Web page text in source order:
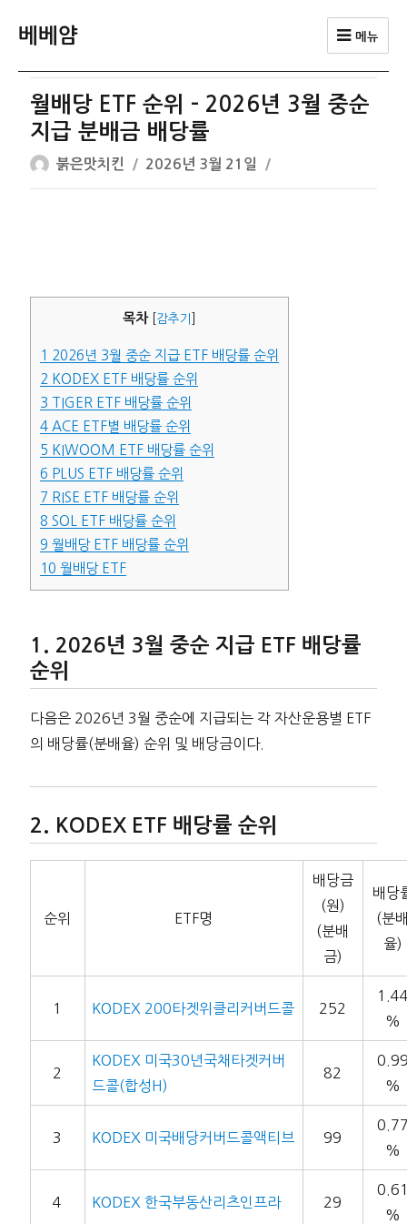
베베얌 메뉴
월배당 ETF 순위 – 2026년 3월 중순
지급 분배금 배당률
글
쓴
붉은맛치킨
작
성
2026년 3월 21일
목차 감추기
1 2026년 3월 중순 지급 ETF 배당률 순위
2 KODEX ETF 배당률 순위
3 TIGER ETF 배당률 순위
4ACE ETF별 배당률 순위
5 KIWOOM ETF 배당률 순위
6 PLUS ETF 배당률 순위
7 RISE ETF 배당률 순위
8 SOL ETF 배당률 순위
9 월배당 ETF 배당률 순위
10 월배당 ETF
2026년 3월 중순 지급 ETF 배당률
순위
다음은 2026년 3월 중순에 지급되는 각 자산운용별 ETF
의 배당률(분배율) 순위 및 배당금이다.
KODEX ETF 배당률 순위
순위 ETF명
배당금
(원)
(분배
금)
배당
(분
율)
1 KODEX 200타겟위클리커버드콜 252
%
2
KODEX 미국30년국채타겟커버
드콜(합성H)
82
%
3 KODEX 미국배당커버드콜액티브 99
%
4 KODEX 한국부동산리츠인프라 29
%